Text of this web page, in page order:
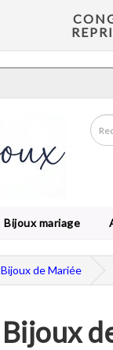
Bijoux mariage
Bijoux de Mariée
Bijoux